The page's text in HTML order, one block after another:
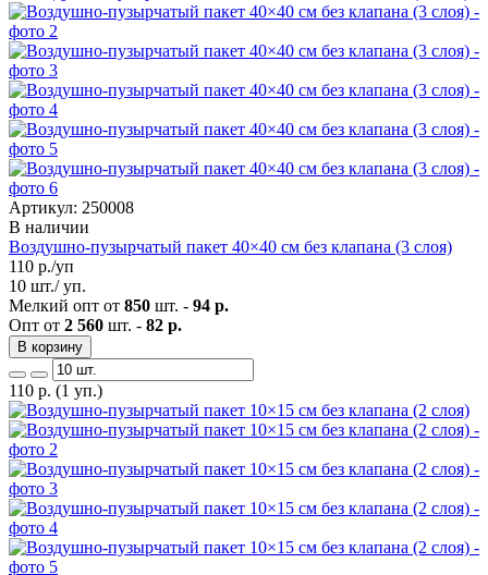
Артикул: 250008
В наличии
Воздушно-пузырчатый пакет 40×40 см без клапана (3 слоя)
110 р./уп
10 шт./ уп.
Мелкий опт от 850 шт. - 94 р.
Опт от 2 560 шт. - 82 р.
В корзину
110 р. (1 уп.)